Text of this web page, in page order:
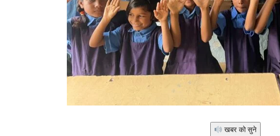
खबर को सुने